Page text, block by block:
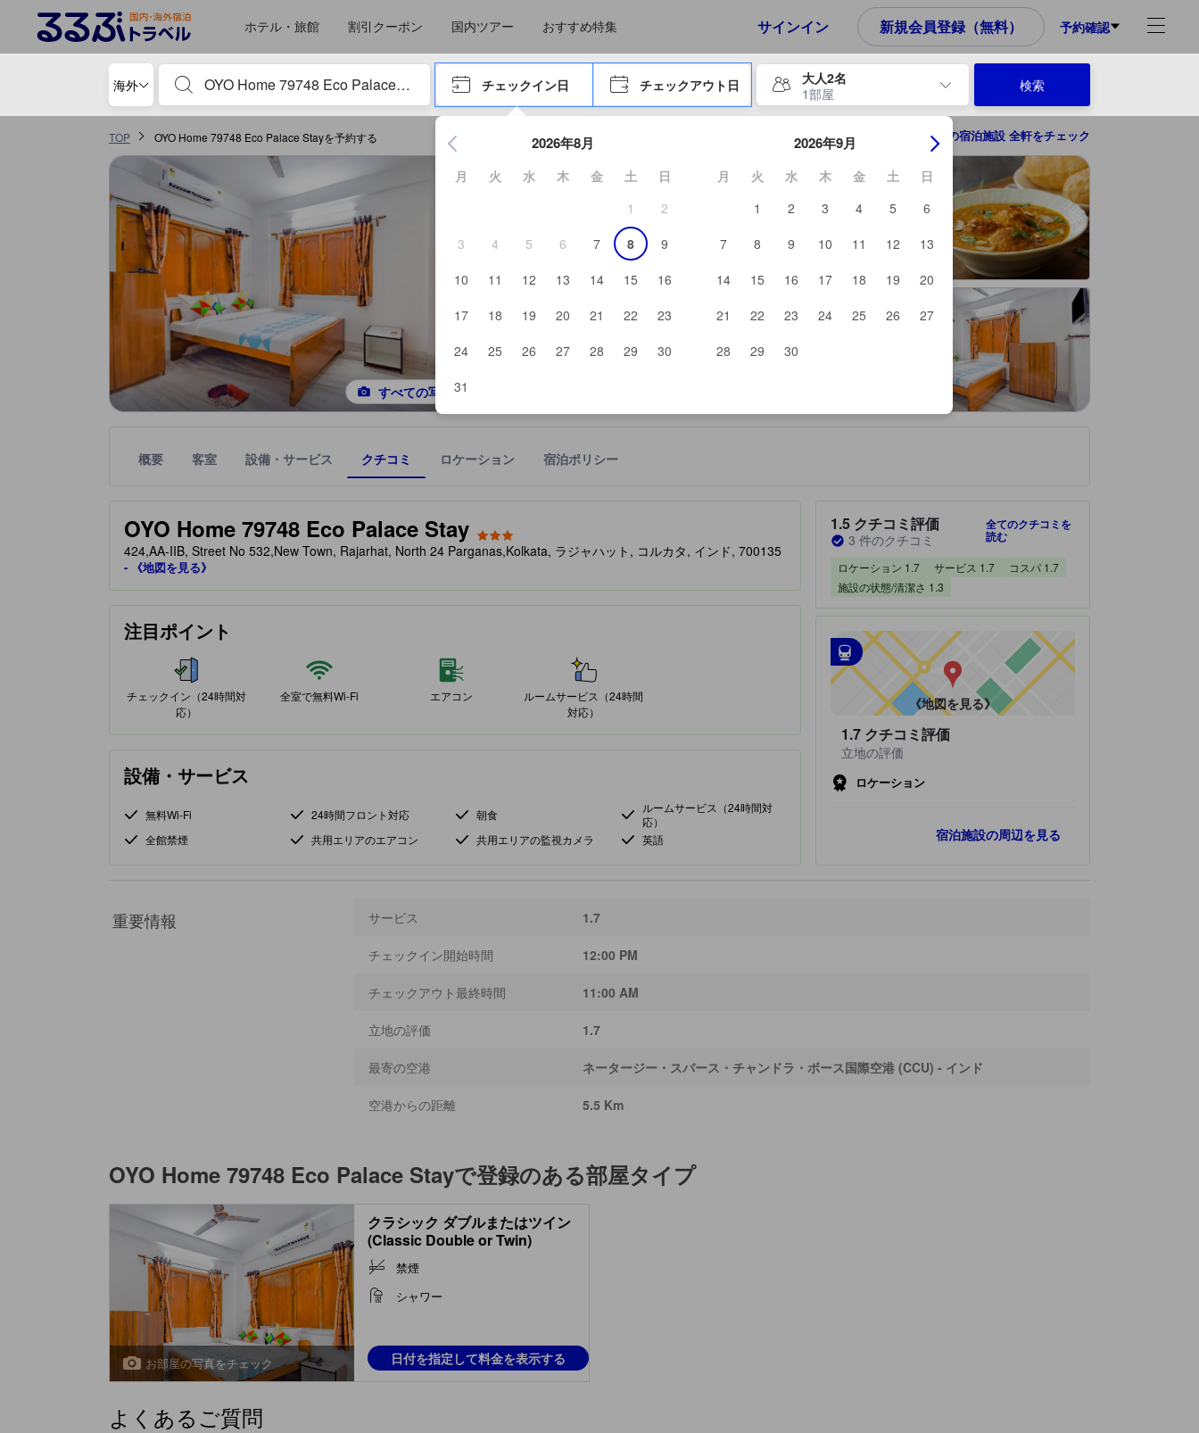
ホテル・旅館 割引クーポン 国内ツアー おすすめ特集 サインイン 新規会員登録（無料） 予約確認
海外
宿泊施設名やキーワードを入力し、矢印キーやタブキーで進み、エンターキーを押して内容を確定して、検索します。
チェックイン日 チェックアウト日
大人2名
1部屋
エンターキーを押して日付選択画面の操作を開始します。方向キーを使用して、チェックイン日とチェックアウト日を移動します。
2026年8月
月 火 水 木 金 土
日
1
2
3
4 5 6 7 8
9
10
11 12 13 14 15
16
17
18 19 20 21 22
23
24
25 26 27 28 29
30
31
2026年9月
月 火 水 木 金 土
日
1
2 3 4 5
6
7
8 9 10 11 12
13
14
15 16 17 18 19
20
21
22 23 24 25 26
27
28
29 30
検索
TOP OYO Home 79748 Eco Palace Stayを予約する コルカタの宿泊施設 全軒をチェック
すべての写真を見る
概要 客室 設備・サービス クチコミ ロケーション 宿泊ポリシー
OYO Home 79748 Eco Palace Stay
星評価、最高5の内3
tooltip
星評価は、提携サイトから受け取った情報であり、宿泊施設に備わっていると予測される快適さや客室のレベルを示すものです。
424,AA-IIB, Street No 532,New Town, Rajarhat, North 24 Parganas,Kolkata, ラジャハット, コルカタ, インド, 700135
- 《地図を見る》
注目ポイント
チェックイン（24時間対
応）
全室で無料Wi-Fi エアコン
ルームサービス（24時間
対応）
設備・サービス
無料Wi-Fi 24時間フロント対応 朝食
ルームサービス（24時間対
応）
全館禁煙
共用エリアのエアコン 共用エリアの監視カメラ 英語
宿泊施設のクチコミスコア：1.5 / 5 クチコミ評価 3 件のクチコミ
1.5 クチコミ評価
3 件のクチコミ
全てのクチコミを
読む
ロケーション 1.7 サービス 1.7
コスパ 1.7
施設の状態/清潔さ 1.3
tooltip
最寄の交通機関
• 最寄の駅：New Town Metro Station（距離0.66km）
• 最寄の駅：Titumir Station（距離2km）
《地図を見る》
1.7 クチコミ評価
立地の評価
ロケーション
マザーズワックスミュージアム
宿泊施設の周辺を見る
重要情報 サービス 1.7
チェックイン開始時間 12:00 PM
チェックアウト最終時間 11:00 AM
立地の評価 1.7
最寄の空港 ネータージー・スバース・チャンドラ・ボース国際空港 (CCU) - インド
空港からの距離 5.5 Km
OYO Home 79748 Eco Palace Stayで登録のある部屋タイプ
お部屋の写真をチェック
クラシック ダブルまたはツイン
(Classic Double or Twin)
禁煙
シャワー
日付を指定して料金を表示する
よくあるご質問
るるぶトラベルに掲載されているクチコミは実際に予約をし、宿泊を終えたゲストから提供されています。実際の経験に基づいた内容であるため、これから宿泊選びをされるユーザーにとっても参考となる信頼で